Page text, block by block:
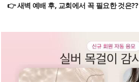
👉 새벽 예배 후, 교회에서 꼭 필요한 것은??